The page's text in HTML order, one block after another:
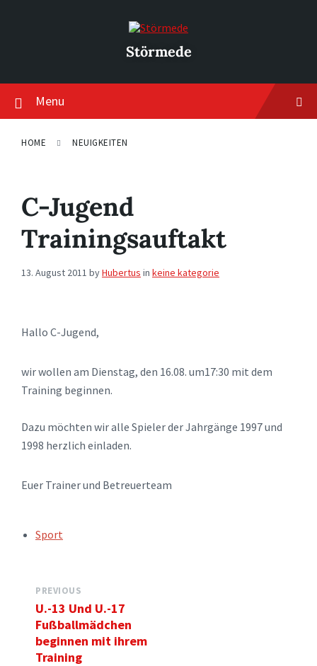
Störmede
Menu
HOME NEUIGKEITEN
C-Jugend
Trainingsauftakt
13. August 2011 byHubertus in keine kategorie
Hallo C-Jugend,
wir wollen am Dienstag, den 16.08. um17:30 mit dem
Training beginnen.
Dazu möchten wir alle Spieler der Jahrgänge 1997 und
1998 herzlich einladen.
Euer Trainer und Betreuerteam
TAGS:Sport
PREVIOUS
U.-13 Und U.-17
Fußballmädchen
beginnen mit ihrem
Training